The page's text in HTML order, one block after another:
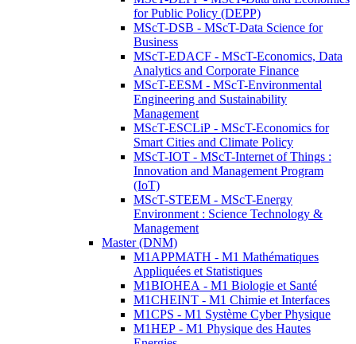
for Public Policy (DEPP)
MScT-DSB - MScT-Data Science for
Business
MScT-EDACF - MScT-Economics, Data
Analytics and Corporate Finance
MScT-EESM - MScT-Environmental
Engineering and Sustainability
Management
MScT-ESCLiP - MScT-Economics for
Smart Cities and Climate Policy
MScT-IOT - MScT-Internet of Things :
Innovation and Management Program
(IoT)
MScT-STEEM - MScT-Energy
Environment : Science Technology &
Management
Master (DNM)
M1APPMATH - M1 Mathématiques
Appliquées et Statistiques
M1BIOHEA - M1 Biologie et Santé
M1CHEINT - M1 Chimie et Interfaces
M1CPS - M1 Système Cyber Physique
M1HEP - M1 Physique des Hautes